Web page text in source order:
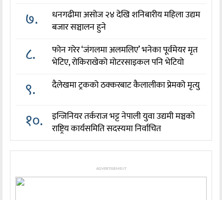
७.
धनगढीमा असोज २४ देखि शनिबारीय महिला उद्यम
बजार सञ्चालन हुने
८.
फोन गरेर ‘जंगलमा अलमलिए’ भनेका पूर्वमेयर मृत
भेटिए, रोकिराखेको मोटरसाइकल पनि भेटियो
९. दैलेखमा ट्रकको ठक्करबाट कैलालीका प्रेमको मृत्यु
१०.
इन्जिनियर तर्कराज भट्ट नेपाली युवा उद्यमी मञ्चको
राष्ट्रिय कार्यसमिति सदस्यमा निर्वाचित
ADVERTISEMENT